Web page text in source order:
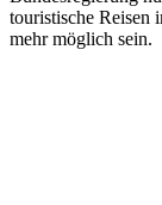
touristische Reisen
mehr möglich sein.